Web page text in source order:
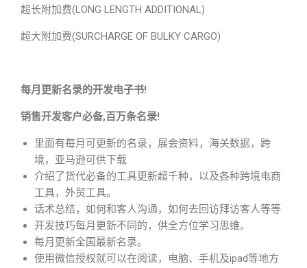
超长附加费(LONG LENGTH ADDITIONAL)
超大附加费(SURCHARGE OF BULKY CARGO)
每月更新名录的开发电子书!
销售开发客户必备,百万条名录!
里面有每月可更新的名录，展会资料，海关数据，跨
境，亚马逊可供下载
介绍了货代必备的工具更新超千种，以及各种跨境电商
工具，外贸工具。
话术总结，如何和客人沟通，如何去回访拜访客人等等
开发技巧每月更新不同的，供全方位学习思维。
每月更新全国最新名录。
使用微信授权就可以在阅读，电脑、手机及ipad等地方